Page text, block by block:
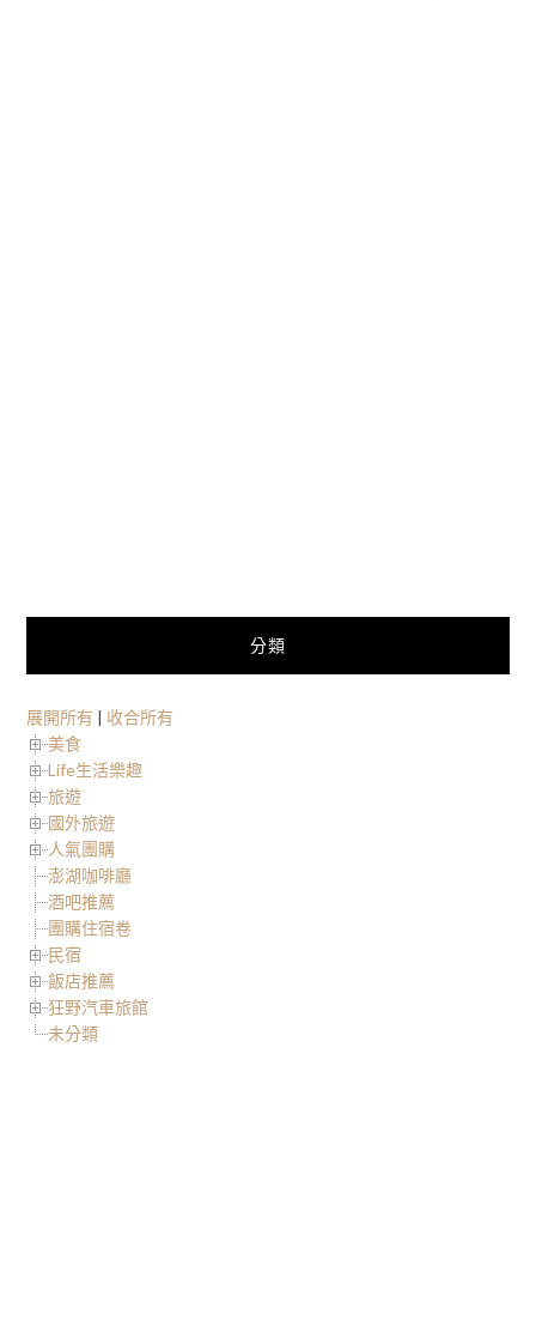
分類
展開所有 | 收合所有
美食
Life生活樂趣
旅遊
國外旅遊
人氣團購
澎湖咖啡廳
酒吧推薦
團購住宿卷
民宿
飯店推薦
狂野汽車旅館
未分類